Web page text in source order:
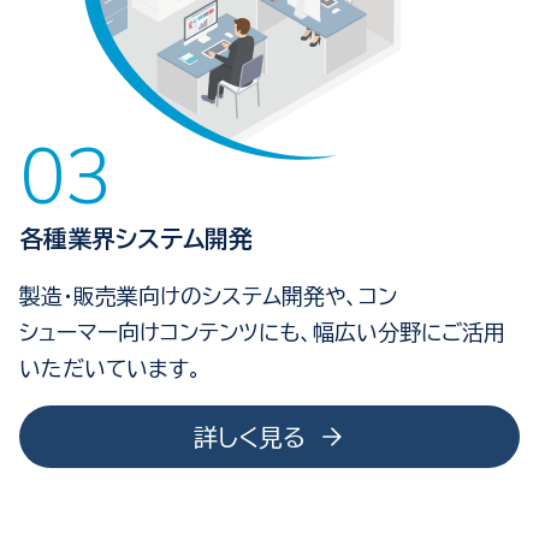
各種業界システム開発
製造・販売業向けのシステム開発や、コン
シューマー向けコンテンツにも、幅広い分野にご活用
いただいています。
詳しく見る